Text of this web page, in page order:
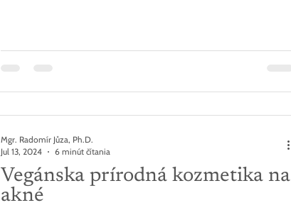
Vegánska prírodná kozmetika na
akné
Mgr. Radomír Jůza, Ph.D.
Jul 13, 2024
6 minút čítania